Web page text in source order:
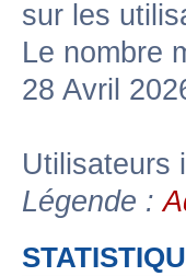
sur les
Le nombre
28 Avril
Utilisateurs
Légende :